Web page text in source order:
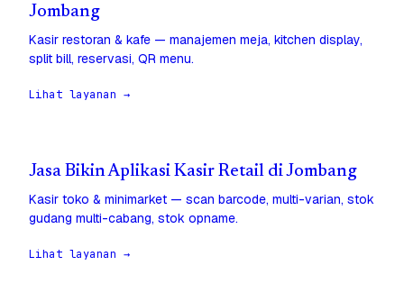
Jombang
Kasir restoran & kafe — manajemen meja, kitchen display,
split bill, reservasi, QR menu.
Lihat layanan →
Jasa Bikin Aplikasi Kasir Retail di Jombang
Kasir toko & minimarket — scan barcode, multi-varian, stok
gudang multi-cabang, stok opname.
Lihat layanan →